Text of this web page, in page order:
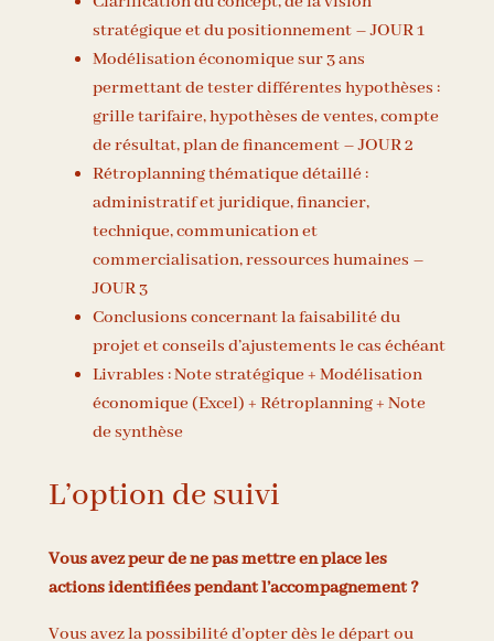
stratégique et du positionnement – JOUR 1
Modélisation économique sur 3 ans
permettant de tester différentes hypothèses :
grille tarifaire, hypothèses de ventes, compte
de résultat, plan de financement – JOUR 2
Rétroplanning thématique détaillé :
administratif et juridique, financier,
technique, communication et
commercialisation, ressources humaines –
JOUR 3
Conclusions concernant la faisabilité du
projet et conseils d’ajustements le cas échéant
Livrables : Note stratégique + Modélisation
économique (Excel) + Rétroplanning + Note
de synthèse
L’option de suivi
Vous avez peur de ne pas mettre en place les
actions identifiées pendant l’accompagnement ?
Vous avez la possibilité d’opter dès le départ ou